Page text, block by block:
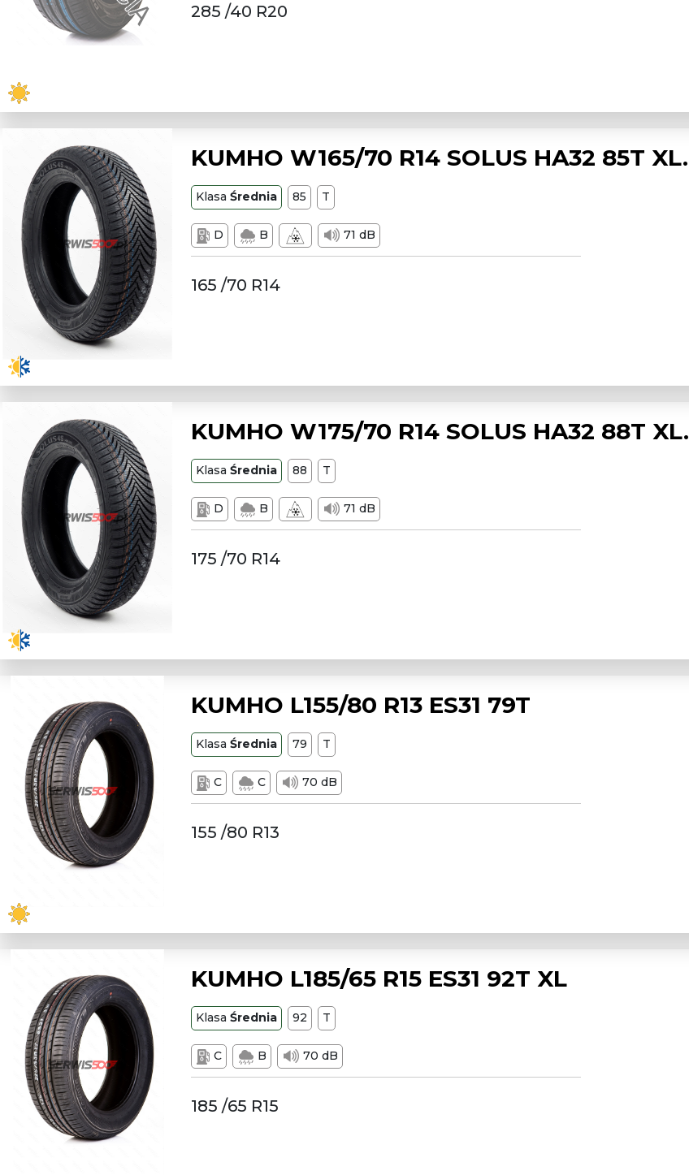
285 /40 R20
KUMHO W165/70 R14 SOLUS HA32 85T XL.
Klasa Średnia 85 T
D B 71 dB
165 /70 R14
KUMHO W175/70 R14 SOLUS HA32 88T XL.
Klasa Średnia 88 T
D B 71 dB
175 /70 R14
KUMHO L155/80 R13 ES31 79T
Klasa Średnia 79 T
C C 70 dB
155 /80 R13
KUMHO L185/65 R15 ES31 92T XL
Klasa Średnia 92 T
C B 70 dB
185 /65 R15